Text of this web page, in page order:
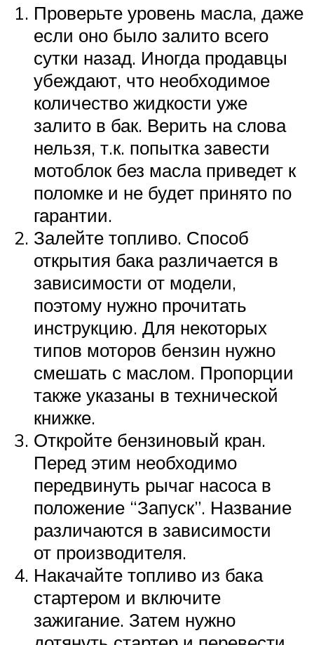
Проверьте уровень масла, даже
если оно было залито всего
сутки назад. Иногда продавцы
убеждают, что необходимое
количество жидкости уже
залито в бак. Верить на слова
нельзя, т.к. попытка завести
мотоблок без масла приведет к
поломке и не будет принято по
гарантии.
Залейте топливо. Способ
открытия бака различается в
зависимости от модели,
поэтому нужно прочитать
инструкцию. Для некоторых
типов моторов бензин нужно
смешать с маслом. Пропорции
также указаны в технической
книжке.
Откройте бензиновый кран.
Перед этим необходимо
передвинуть рычаг насоса в
положение “Запуск”. Название
различаются в зависимости
от производителя.
Накачайте топливо из бака
стартером и включите
зажигание. Затем нужно